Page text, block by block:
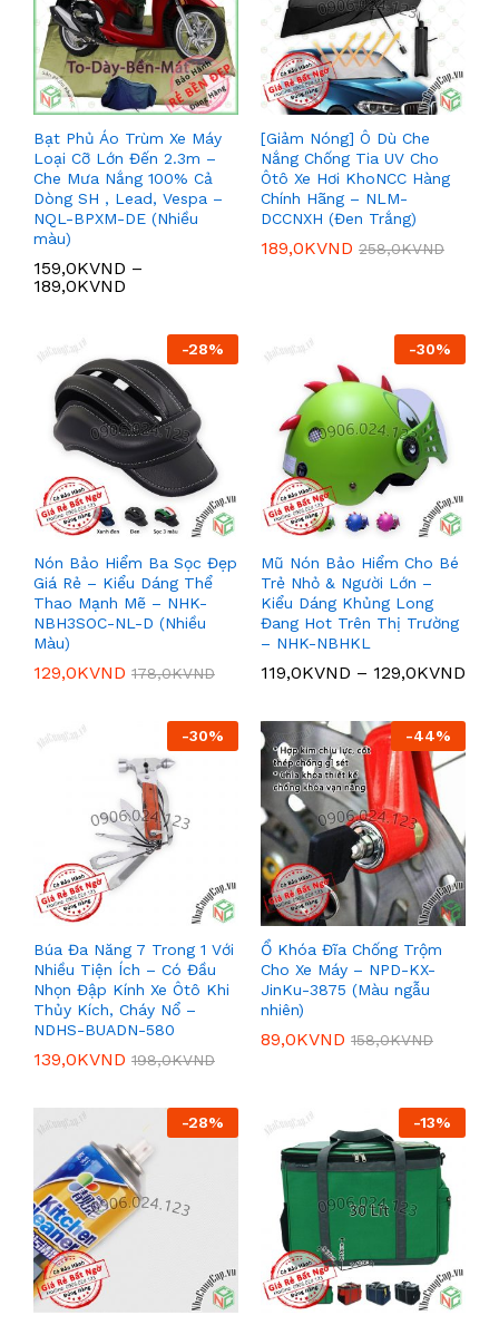
Bạt Phủ Áo Trùm Xe Máy
Loại Cỡ Lớn Đến 2.3m –
Che Mưa Nắng 100% Cả
Dòng SH , Lead, Vespa –
NQL-BPXM-DE (Nhiều
màu)
159,0KVND –
189,0KVND
[Giảm Nóng] Ô Dù Che
Nắng Chống Tia UV Cho
Ôtô Xe Hơi KhoNCC Hàng
Chính Hãng – NLM-
DCCNXH (Đen Trắng)
189,0KVND 258,0KVND
-28%
Nón Bảo Hiểm Ba Sọc Đẹp
Giá Rẻ – Kiểu Dáng Thể
Thao Mạnh Mẽ – NHK-
NBH3SOC-NL-D (Nhiều
Màu)
129,0KVND 178,0KVND
-30%
Mũ Nón Bảo Hiểm Cho Bé
Trẻ Nhỏ & Người Lớn –
Kiểu Dáng Khủng Long
Đang Hot Trên Thị Trường
– NHK-NBHKL
119,0KVND – 129,0KVND
-30%
Búa Đa Năng 7 Trong 1 Với
Nhiều Tiện Ích – Có Đầu
Nhọn Đập Kính Xe Ôtô Khi
Thủy Kích, Cháy Nổ –
NDHS-BUADN-580
139,0KVND 198,0KVND
-44%
Ổ Khóa Đĩa Chống Trộm
Cho Xe Máy – NPD-KX-
JinKu-3875 (Màu ngẫu
nhiên)
89,0KVND 158,0KVND
-28% -13%